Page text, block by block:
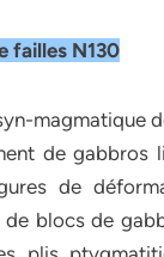
failles N130
magmatique
de
de
de blocs de